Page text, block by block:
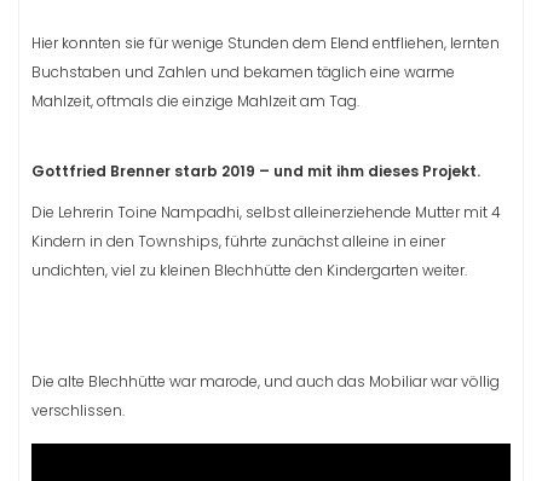
Hier konnten sie für wenige Stunden dem Elend entfliehen, lernten
Buchstaben und Zahlen und bekamen täglich eine warme
Mahlzeit, oftmals die einzige Mahlzeit am Tag.
Gottfried Brenner starb 2019 – und mit ihm dieses Projekt.
Die Lehrerin Toine Nampadhi, selbst alleinerziehende Mutter mit 4
Kindern in den Townships, führte zunächst alleine in einer
undichten, viel zu kleinen Blechhütte den Kindergarten weiter.
Die alte Blechhütte war marode, und auch das Mobiliar war völlig
verschlissen.